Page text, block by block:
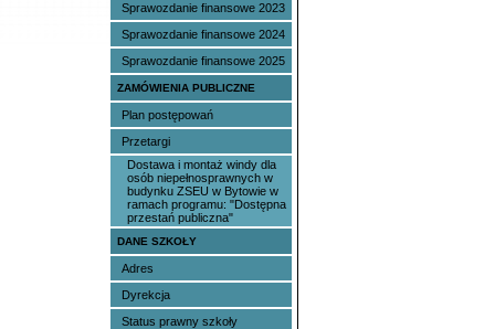
Sprawozdanie finansowe 2023
Sprawozdanie finansowe 2024
Sprawozdanie finansowe 2025
ZAMÓWIENIA PUBLICZNE
Plan postępowań
Przetargi
Dostawa i montaż windy dla
osób niepełnosprawnych w
budynku ZSEU w Bytowie w
ramach programu: "Dostępna
przestań publiczna"
DANE SZKOŁY
Adres
Dyrekcja
Status prawny szkoły